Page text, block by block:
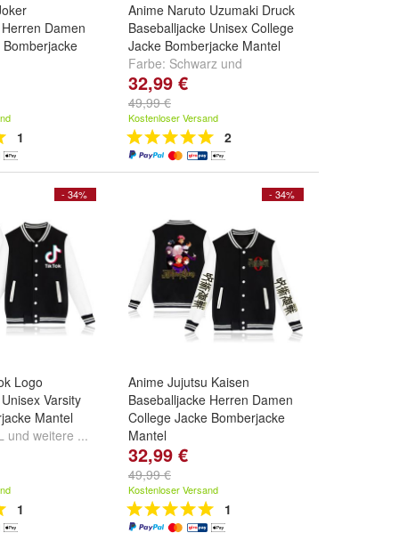
Damen
1
Anime Naruto Uzumaki Druck
Baseballjacke Unisex College
Jacke Bomberjacke Mantel
Farbe: Schwarz und
Dunkelblau
32,99 €
49,99 €
Kostenloser Versand
2
- 34%
Logo
Varsity
Mantel
und weitere ...
1
- 34%
Anime Jujutsu Kaisen
Baseballjacke Herren Damen
College Jacke Bomberjacke
Mantel
Farbe:Schwarz01
Schwarz02
weitere ...
32,99 €
49,99 €
Kostenloser Versand
1